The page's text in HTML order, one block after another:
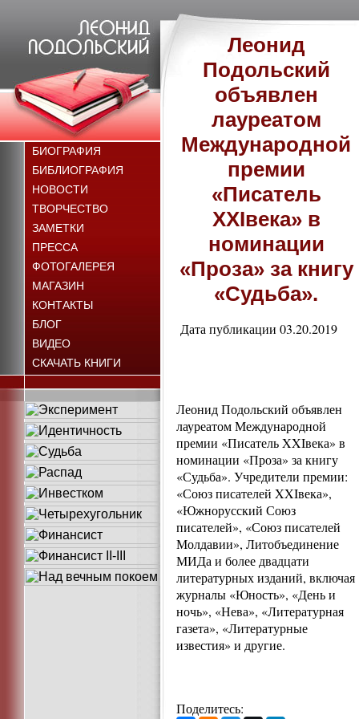
БИОГРАФИЯ
БИБЛИОГРАФИЯ
НОВОСТИ
ТВОРЧЕСТВО
ЗАМЕТКИ
ПРЕССА
ФОТОГАЛЕРЕЯ
МАГАЗИН
КОНТАКТЫ
БЛОГ
ВИДЕО
СКАЧАТЬ КНИГИ
Леонид
Подольский
объявлен
лауреатом
Международной
премии
«Писатель
XXIвека» в
номинации
«Проза» за книгу
«Судьба».
Дата публикации 03.20.2019
Леонид Подольский объявлен
лауреатом Международной
премии «Писатель XXIвека» в
номинации «Проза» за книгу
«Судьба». Учредители премии:
«Союз писателей XXIвека»,
«Южнорусский Союз
писателей», «Союз писателей
Молдавии», Литобъединение
МИДа и более двадцати
литературных изданий, включая
журналы «Юность», «День и
ночь», «Нева», «Литературная
газета», «Литературные
известия» и другие.
Поделитесь: